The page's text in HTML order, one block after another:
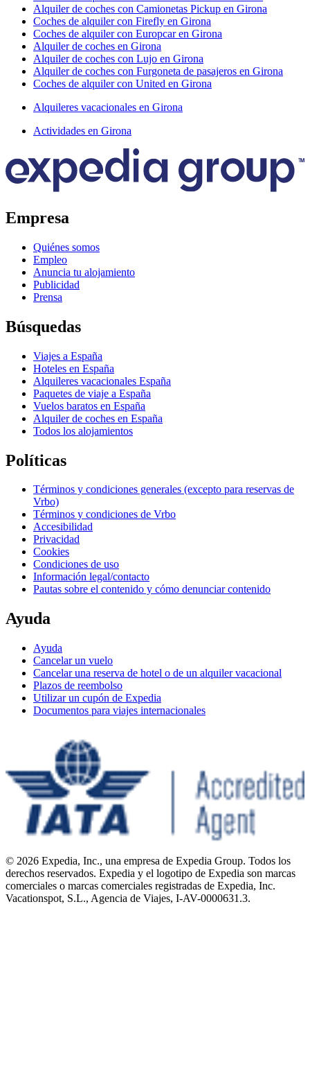
Alquiler de coches con Camionetas Pickup en Girona
Coches de alquiler con Firefly en Girona
Coches de alquiler con Europcar en Girona
Alquiler de coches en Girona
Alquiler de coches con Lujo en Girona
Alquiler de coches con Furgoneta de pasajeros en Girona
Coches de alquiler con United en Girona
Alquileres vacacionales en Girona
Actividades en Girona
Empresa
Quiénes somos
Empleo
Anuncia tu alojamiento
Publicidad
Prensa
Búsquedas
Viajes a España
Hoteles en España
Alquileres vacacionales España
Paquetes de viaje a España
Vuelos baratos en España
Alquiler de coches en España
Todos los alojamientos
Políticas
Términos y condiciones generales (excepto para reservas de
Vrbo)
Términos y condiciones de Vrbo
Accesibilidad
Privacidad
Cookies
Condiciones de uso
Información legal/contacto
Pautas sobre el contenido y cómo denunciar contenido
Ayuda
Ayuda
Cancelar un vuelo
Cancelar una reserva de hotel o de un alquiler vacacional
Plazos de reembolso
Utilizar un cupón de Expedia
Documentos para viajes internacionales
© 2026 Expedia, Inc., una empresa de Expedia Group. Todos los
derechos reservados. Expedia y el logotipo de Expedia son marcas
comerciales o marcas comerciales registradas de Expedia, Inc.
Vacationspot, S.L., Agencia de Viajes, I-AV-0000631.3.